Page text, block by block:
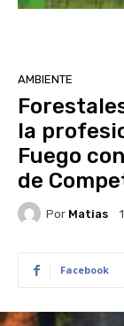
AMBIENTE
la
Fuego
de
Por Matias
Facebook